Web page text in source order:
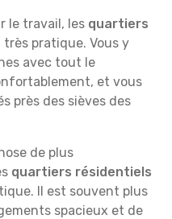
le travail, les quartiers
pratique. Vous y
avec tout le
et vous
près des sièves des
de plus
quartiers résidentiels
Il est souvent plus
spacieux et de